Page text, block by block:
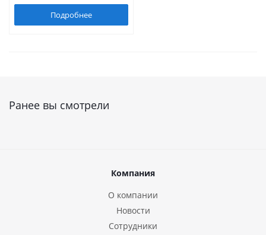
Подробнее
Ранее вы смотрели
Компания
О компании
Новости
Сотрудники